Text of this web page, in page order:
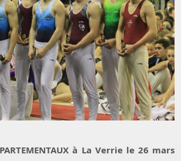
à La Verrie le 26 mars